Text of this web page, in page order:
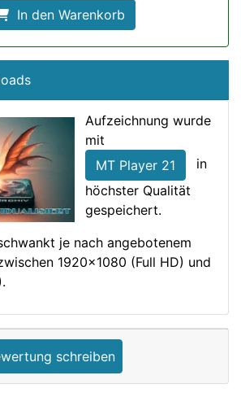
In den Warenkorb
Aufzeichnung wurde
mit
MT Player 21
in
höchster Qualität
gespeichert.
je nach angebotenem
1920x1080 (Full HD) und
schreiben